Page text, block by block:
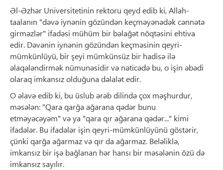
Əl-Əzhər Universitetinin rektoru qeyd edib ki, Allah-
taalanın "dəvə iynənin gözündən keçməyənədək cənnətə
girməzlər" ifadəsi mühüm bir bəlağət nöqtəsini ehtiva
edir. Dəvənin iynənin gözündən keçməsinin qeyri-
mümkünlüyü, bir şeyi mümkünsüz bir hadisə ilə
əlaqələndirmək nümunəsidir və nəticədə bu, o işin əbədi
olaraq imkansız olduğuna dəlalət edir.
O əlavə edib ki, bu üslub ərəb dilində çox məşhurdur,
məsələn: "Qara qarğa ağarana qədər bunu
etməyəcəyəm" və ya "qara qır ağarana qədər..." kimi
ifadələr. Bu ifadələr işin qeyri-mümkünlüyünü göstərir,
çünki qarğa ağarmaz və qır da ağarmaz. Beləliklə,
imkansız bir işə bağlanan hər hansı bir məsələnin özü də
imkansız sayılır.